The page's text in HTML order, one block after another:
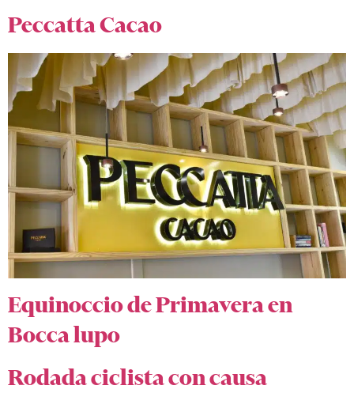
Peccatta Cacao
Equinoccio de Primavera en
Bocca lupo
Rodada ciclista con causa